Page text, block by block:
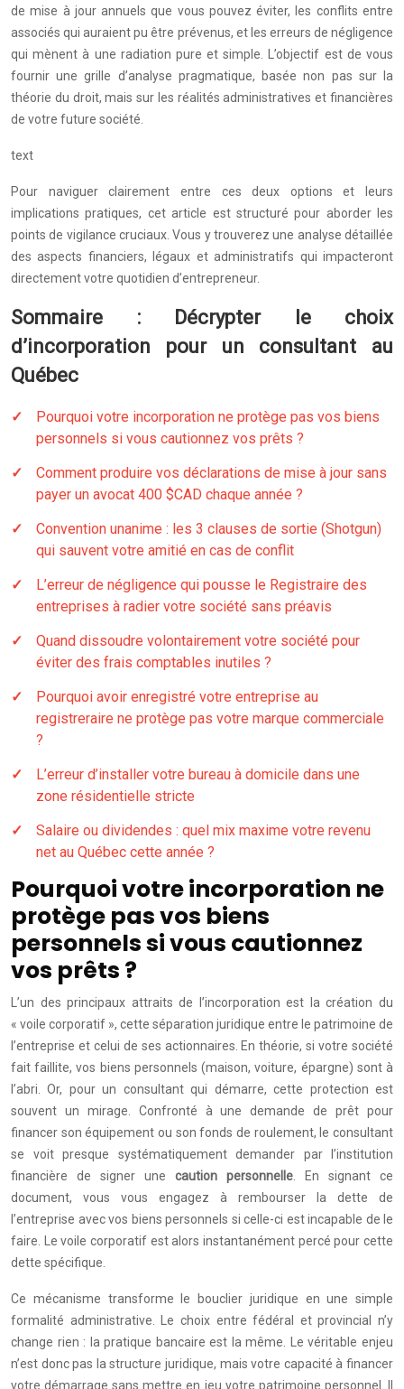
de mise à jour annuels que vous pouvez éviter, les conflits entre
associés qui auraient pu être prévenus, et les erreurs de négligence
qui mènent à une radiation pure et simple. L’objectif est de vous
fournir une grille d’analyse pragmatique, basée non pas sur la
théorie du droit, mais sur les réalités administratives et financières
de votre future société.
text
Pour naviguer clairement entre ces deux options et leurs
implications pratiques, cet article est structuré pour aborder les
points de vigilance cruciaux. Vous y trouverez une analyse détaillée
des aspects financiers, légaux et administratifs qui impacteront
directement votre quotidien d’entrepreneur.
Sommaire : Décrypter le choix
d’incorporation pour un consultant au
Québec
Pourquoi votre incorporation ne protège pas vos biens
personnels si vous cautionnez vos prêts ?
Comment produire vos déclarations de mise à jour sans
payer un avocat 400 $CAD chaque année ?
Convention unanime : les 3 clauses de sortie (Shotgun)
qui sauvent votre amitié en cas de conflit
L’erreur de négligence qui pousse le Registraire des
entreprises à radier votre société sans préavis
Quand dissoudre volontairement votre société pour
éviter des frais comptables inutiles ?
Pourquoi avoir enregistré votre entreprise au
registreraire ne protège pas votre marque commerciale
?
L’erreur d’installer votre bureau à domicile dans une
zone résidentielle stricte
Salaire ou dividendes : quel mix maxime votre revenu
net au Québec cette année ?
Pourquoi votre incorporation ne
protège pas vos biens
personnels si vous cautionnez
vos prêts ?
L’un des principaux attraits de l’incorporation est la création du
« voile corporatif », cette séparation juridique entre le patrimoine de
l’entreprise et celui de ses actionnaires. En théorie, si votre société
fait faillite, vos biens personnels (maison, voiture, épargne) sont à
l’abri. Or, pour un consultant qui démarre, cette protection est
souvent un mirage. Confronté à une demande de prêt pour
financer son équipement ou son fonds de roulement, le consultant
se voit presque systématiquement demander par l’institution
financière de signer une caution personnelle . En signant ce
document, vous vous engagez à rembourser la dette de
l’entreprise avec vos biens personnels si celle-ci est incapable de le
faire. Le voile corporatif est alors instantanément percé pour cette
dette spécifique.
Ce mécanisme transforme le bouclier juridique en une simple
formalité administrative. Le choix entre fédéral et provincial n’y
change rien : la pratique bancaire est la même. Le véritable enjeu
n’est donc pas la structure juridique, mais votre capacité à financer
votre démarrage sans mettre en jeu votre patrimoine personnel. Il